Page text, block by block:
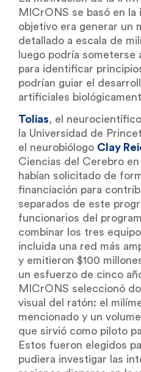
MICrONS se basó en la
objetivo era generar un
detallado a escala de
luego podría someterse
para identificar
podrían guiar el
artificiales
Tolias, el neurocientífico
la Universidad de
el neurobiólogo Clay
Ciencias del Cerebro
habían solicitado de
financiación para
separados de este
funcionarios del
combinar los tres
incluida una red más
y emitieron $100
un esfuerzo de cinco
MICrONS seleccionó
visual del ratón: el
mencionado y un
que sirvió como piloto
Estos fueron elegidos
pudiera investigar las